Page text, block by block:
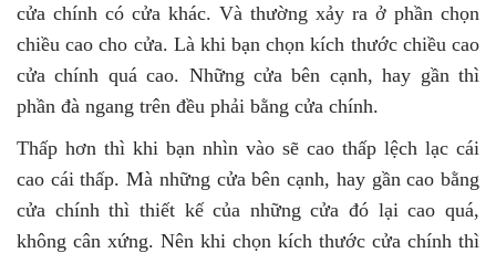
cửa chính có cửa khác. Và thường xảy ra ở phần chọn
chiều cao cho cửa. Là khi bạn chọn kích thước chiều cao
cửa chính quá cao. Những cửa bên cạnh, hay gần thì
phần đà ngang trên đều phải bằng cửa chính.
Thấp hơn thì khi bạn nhìn vào sẽ cao thấp lệch lạc cái
cao cái thấp. Mà những cửa bên cạnh, hay gần cao bằng
cửa chính thì thiết kế của những cửa đó lại cao quá,
không cân xứng. Nên khi chọn kích thước cửa chính thì